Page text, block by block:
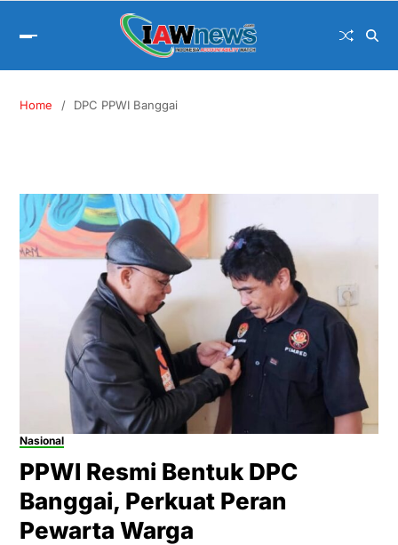
Home DPC PPWI Banggai
Nasional
PPWI Resmi Bentuk DPC
Banggai, Perkuat Peran
Pewarta Warga